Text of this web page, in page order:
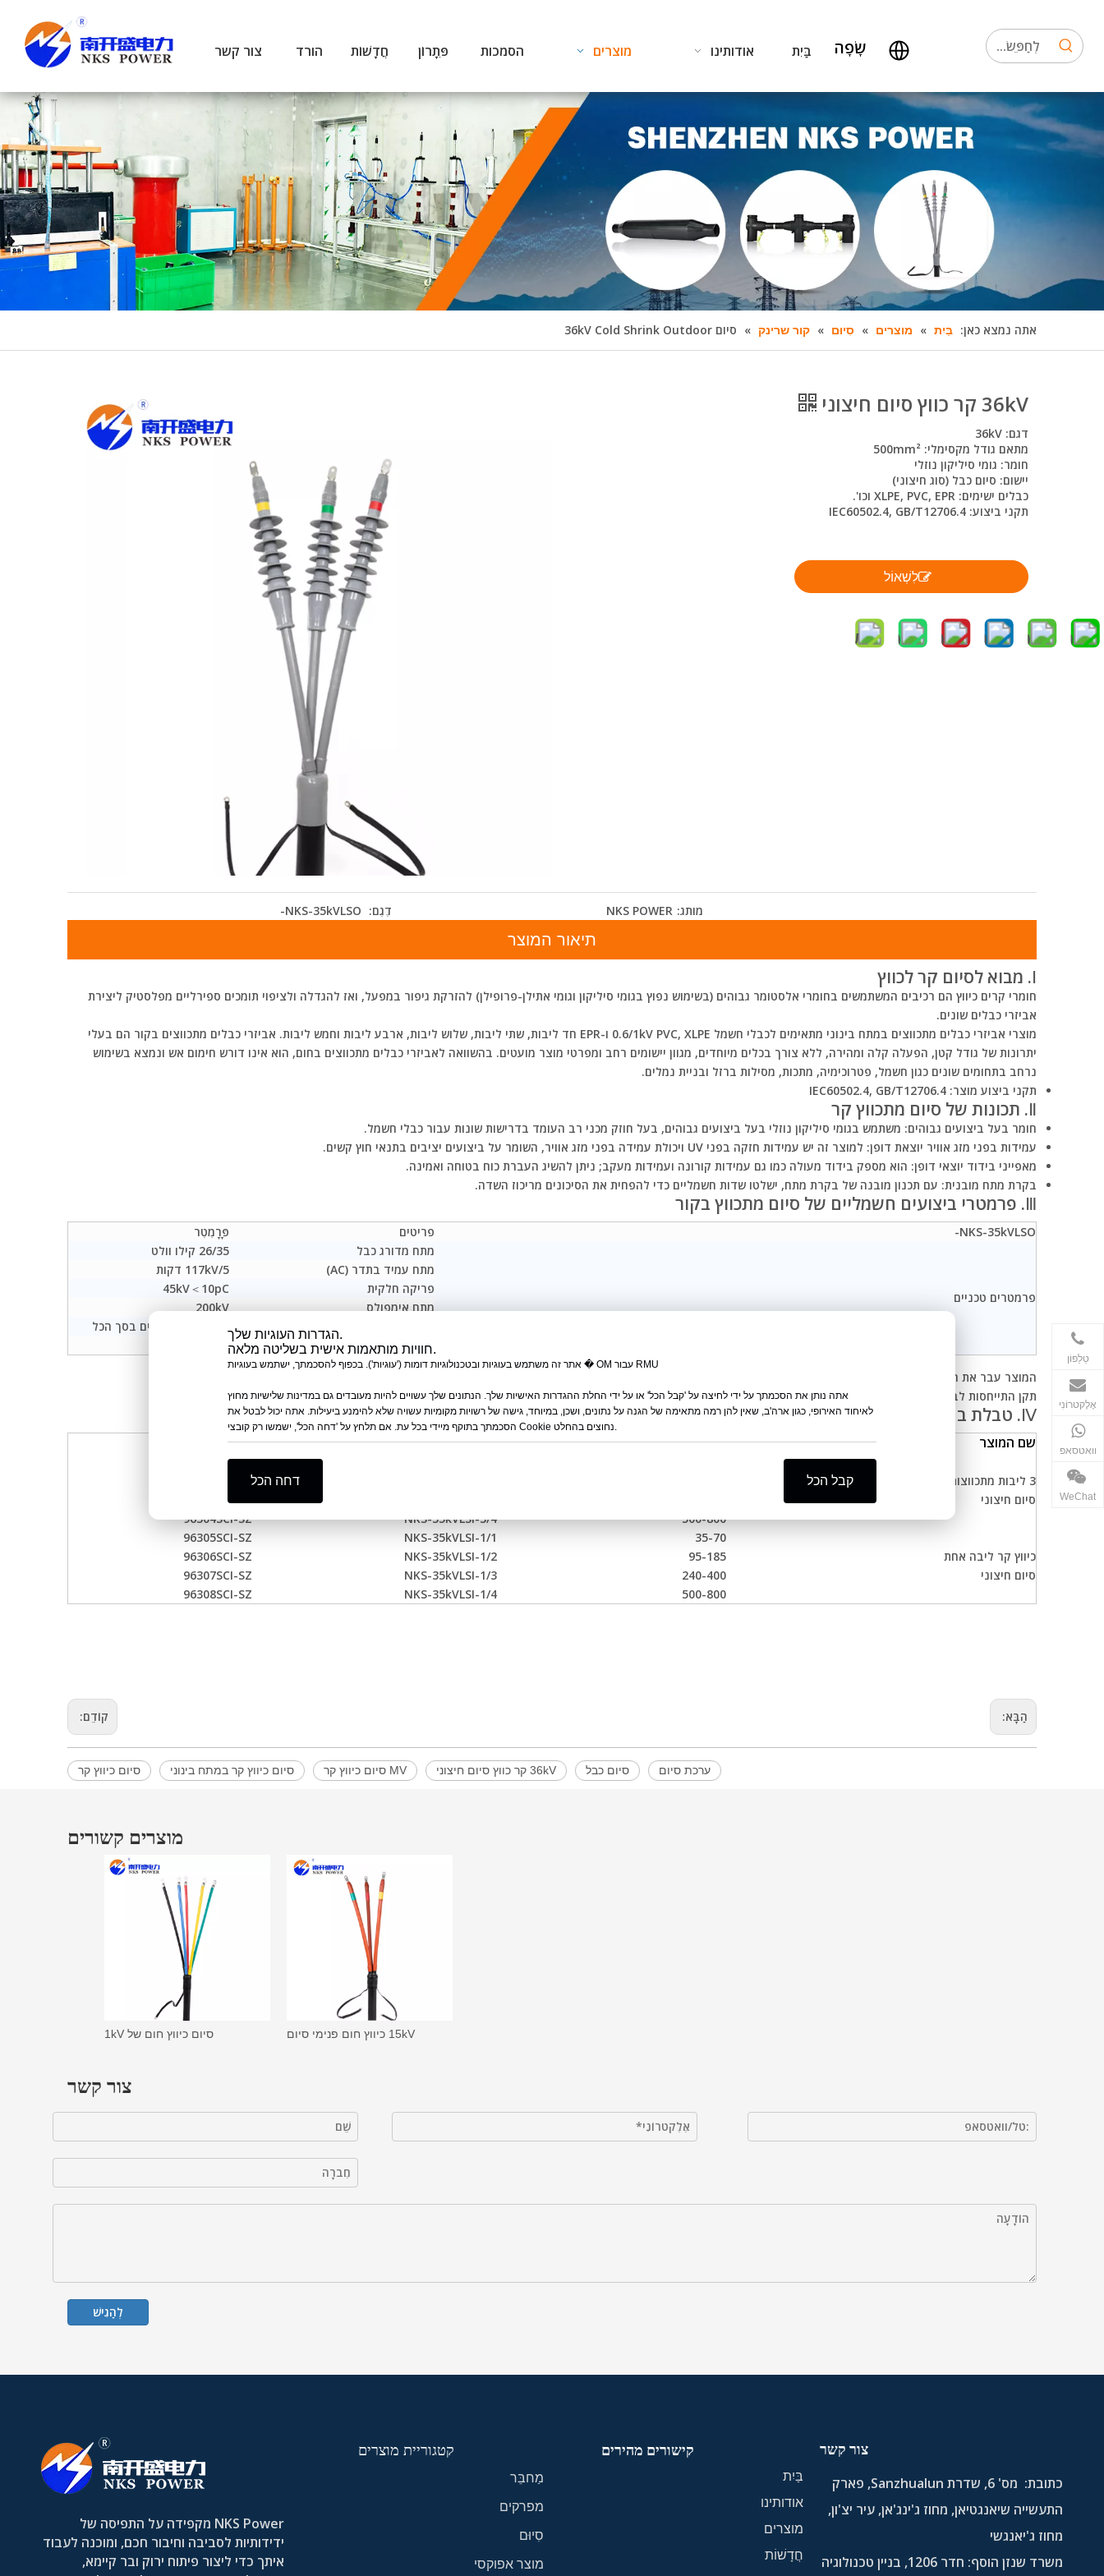
הגדרות העוגיות שלך.
חוויות מותאמות אישית בשליטה מלאה.
אתר זה משתמש בעוגיות ובטכנולוגיות דומות ('עוגיות'). בכפוף להסכמתך, ישתמש בעוגיות � OM עבור RMU
אתה נותן את הסכמתך על ידי לחיצה על 'קבל הכל' או על ידי החלת ההגדרות האישיות שלך. הנתונים שלך עשויים להיות מעובדים גם במדינות שלישיות מחוץ
לאיחוד האירופי, כגון ארה'ב, שאין להן רמה מתאימה של הגנה על נתונים, ושכן, במיוחד, גישה של רשויות מקומיות עשויה שלא להימנע ביעילות. אתה יכול לבטל את
דחה הכל קבל הכל
בַּיִת אודותינו מוצרים הסמכות פִּתָרוֹן חֲדָשׁוֹת הורד צור קשר שָׂפָה
אתה נמצא כאן: בַּיִת » מוצרים » סִיוּם » קור שרינק » סיום 36kV Cold Shrink Outdoor
36kV קר כווץ סיום חיצוני
דגם: 36kV
מתאם גודל מקסימלי: 500mm²
חומר: גומי סיליקון נוזלי
יישום: סיום כבל (סוג חיצוני)
כבלים ישימים: XLPE, PVC, EPR וכו'.
תקני ביצוע: IEC60502.4, GB/T12706.4
לִשְׁאוֹל
דֶגֶם: NKS-35kVLSO- מותג: NKS POWER
תיאור המוצר
Ⅰ. מבוא לסיום קר לכווץ
חומרי קרים כיווץ הם רכיבים המשתמשים בחומרי אלסטומר גבוהים (בשימוש נפוץ בגומי סיליקון וגומי אתילן-פרופילן) להזרקת גיפור במפעל, ואז להגדלה ולציפוי תומכים ספירליים מפלסטיק ליצירת
אביזרי כבלים שונים.
מוצרי אביזרי כבלים מתכווצים במתח בינוני מתאימים לכבלי חשמל 0.6/1kV PVC, XLPE ו-EPR חד ליבות, שתי ליבות, שלוש ליבות, ארבע ליבות וחמש ליבות. אביזרי כבלים מתכווצים בקור הם בעלי
יתרונות של גודל קטן, הפעלה קלה ומהירה, ללא צורך בכלים מיוחדים, מגוון יישומים רחב ומפרטי מוצר מועטים. בהשוואה לאביזרי כבלים מתכווצים בחום, הוא אינו דורש חימום אש ונמצא בשימוש
נרחב בתחומים שונים כגון חשמל, פטרוכימיה, מתכות, מסילות ברזל ובניית נמלים.
תקני ביצוע מוצר: IEC60502.4, GB/T12706.4
Ⅱ. תכונות של סיום מתכווץ קר
חומר בעל ביצועים גבוהים: משתמש בגומי סיליקון נוזלי בעל ביצועים גבוהים, בעל חוזק מכני רב העומד בדרישות שונות עבור כבלי חשמל.
עמידות בפני מזג אוויר יוצאת דופן: למוצר זה יש עמידות חזקה בפני UV ויכולת עמידה בפני מזג אוויר, השומר על ביצועים יציבים בתנאי חוץ קשים.
מאפייני בידוד יוצאי דופן: הוא מספק בידוד מעולה כמו גם עמידות קורונה ועמידות מעקב; ניתן להשיג העברת כוח בטוחה ואמינה.
בקרת מתח מובנית: עם תכנון מובנה של בקרת מתח, ישלטו שדות חשמליים כדי להפחית את הסיכונים מריכוז השדה.
Ⅲ. פרמטרי ביצועים חשמליים של סיום מתכווץ בקור
NKS-35kVLSO- פריטים פָּרָמֶטֶר
פרמטרים טכניים
מתח מדורג כבל
26/35 קילו וולט
מתח עמיד בתדר (AC)
117kV/5 דקות
פריקה חלקית
45kV＜10pC
מתח אימפולס
200kV
חתך כבל ישים
25-630 מ'מ
המוצר עבר את הבדיקה וההסמכה של מכון המחקר החשמלי של סין (CEPRI) מרכז בדיקה ובדיקה של איכות ציוד חשמלי לתעשיית החשמל
תקן התייחסות לבדיקת סוג: IEC 60502-4:2010 GB/T 12706.4-2008
Ⅳ. טבלת בחירה לסיום מתכווץ בקור
שם המוצר חתך נומינלי (מ'ר) קוד ערכה קוד מוצר
3 ליבות מתכווצות בקור
סיום חיצוני
96301SCI-SZ
96302SCI-SZ
96303SCI-SZ
500-800
NKS-35kVLSI-3/4
96304SCI-SZ
כיווץ קר ליבה אחת
סיום חיצוני
35-70
NKS-35kVLSI-1/1
96305SCI-SZ
95-185
NKS-35kVLSI-1/2
96306SCI-SZ
240-400
NKS-35kVLSI-1/3
96307SCI-SZ
500-800
NKS-35kVLSI-1/4
96308SCI-SZ
קוֹדֵם: הַבָּא:
סיום כיווץ קר סיום כיווץ קר במתח בינוני MV סיום כיווץ קר 36kV קר כווץ סיום חיצוני סיום כבל ערכת סיום
מוצרים קשורים
סיום כיווץ חום של 1kV 15kV כיווץ חום פנימי סיום
צור קשר
לְהַגִישׁ
NKS Power מקפידה על התפיסה של
ידידותיות לסביבה וחיבור חכם, ומוכנה לעבוד
איתך כדי ליצור פיתוח ירוק ובר קיימא,
קטגוריית מוצרים
מַחבֵּר
מפרקים
סִיוּם
מוצר אפוקסי
קישורים מהירים
בַּיִת
אודותינו
מוצרים
חֲדָשׁוֹת
צור קשר
כתובת:
מס' 6, שדרת Sanzhualun, פארק
התעשייה שיאנגטיאן, מחוז ג'ינג'אן, עיר יצ'ון,
מחוז ג'יאנגשי
משרד שנזן הוסף: חדר 1206, בניין טכנולוגיה
טֵלֵפוֹן
אֶלֶקטרוֹנִי
וואטסאפ
WeChat